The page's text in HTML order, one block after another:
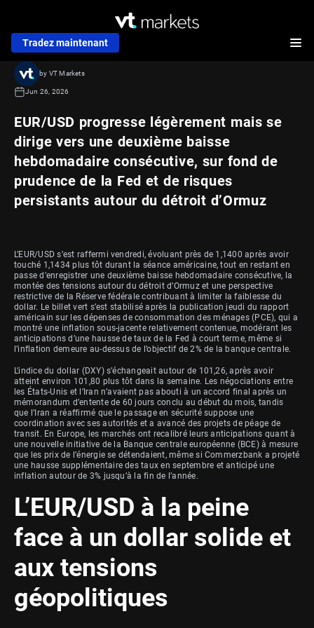
Tradez maintenant
EUR/USD progresse légèrement mais se
dirige vers une deuxième baisse
hebdomadaire consécutive, sur fond de
prudence de la Fed et de risques
persistants autour du détroit d’Ormuz
by VT Markets
Jun 26, 2026
L’EUR/USD s’est raffermi vendredi, évoluant près de 1,1400 après avoir
touché 1,1434 plus tôt durant la séance américaine, tout en restant en
passe d’enregistrer une deuxième baisse hebdomadaire consécutive, la
montée des tensions autour du détroit d’Ormuz et une perspective
restrictive de la Réserve fédérale contribuant à limiter la faiblesse du
dollar. Le billet vert s’est stabilisé après la publication jeudi du rapport
américain sur les dépenses de consommation des ménages (PCE), qui a
montré une inflation sous-jacente relativement contenue, modérant les
anticipations d’une hausse de taux de la Fed à court terme, même si
l’inflation demeure au-dessus de l’objectif de 2% de la banque centrale.
L’indice du dollar (DXY) s’échangeait autour de 101,26, après avoir
atteint environ 101,80 plus tôt dans la semaine. Les négociations entre
les États-Unis et l’Iran n’avaient pas abouti à un accord final après un
mémorandum d’entente de 60 jours conclu au début du mois, tandis
que l’Iran a réaffirmé que le passage en sécurité suppose une
coordination avec ses autorités et a avancé des projets de péage de
transit. En Europe, les marchés ont recalibré leurs anticipations quant à
une nouvelle initiative de la Banque centrale européenne (BCE) à mesure
que les prix de l’énergie se détendaient, même si Commerzbank a projeté
une hausse supplémentaire des taux en septembre et anticipé une
inflation autour de 3% jusqu’à la fin de l’année.
L’EUR/USD à la peine
face à un dollar solide et
aux tensions
géopolitiques